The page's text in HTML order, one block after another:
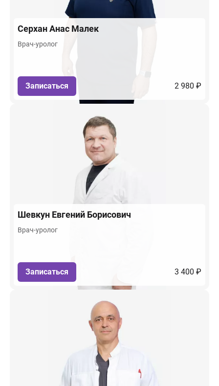
СерханАнас Малек
Врач-уролог
Записаться 2 980 ₽
Шевкун Евгений Борисович
Врач-уролог
Записаться 3 400 ₽